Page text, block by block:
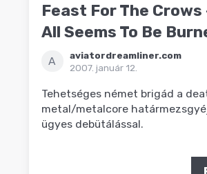
Feast For The Crows
All Seems To Be
A
aviatordreamliner.com
2007. január 12.
Tehetséges német brigád a
metal/metalcore
ügyes debütálással.